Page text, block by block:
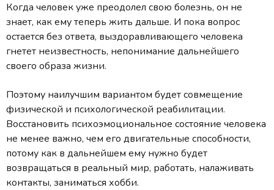
Когда человек уже преодолел свою болезнь, он не
знает, как ему теперь жить дальше. И пока вопрос
остается без ответа, выздоравливающего человека
гнетет неизвестность, непонимание дальнейшего
своего образа жизни.
Поэтому наилучшим вариантом будет совмещение
физической и психологической реабилитации.
Восстановить психоэмоциональное состояние человека
не менее важно, чем его двигательные способности,
потому как в дальнейшем ему нужно будет
возвращаться в реальный мир, работать, налаживать
контакты, заниматься хобби.